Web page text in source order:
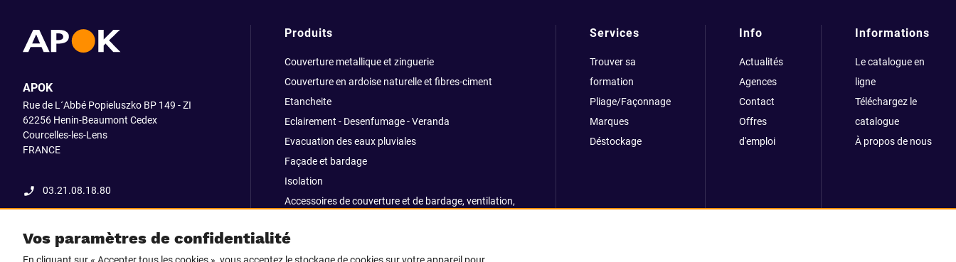
Vos paramètres de confidentialité
APOK
Rue de L´Abbé Popieluszko BP 149 - ZI
62256 Henin-Beaumont Cedex
Courcelles-les-Lens
FRANCE
03.21.08.18.80
Produits
Couverture metallique et zinguerie
Couverture en ardoise naturelle et fibres-ciment
Etancheite
Eclairement - Desenfumage - Veranda
Evacuation des eaux pluviales
Façade et bardage
Isolation
Accessoires de couverture et de bardage, ventilation,
Outillage et sécurité
Services
Trouver sa
formation
Pliage/Façonnage
Marques
Déstockage
Info
Actualités
Agences
Contact
Offres
d'emploi
Informations
Le catalogue en
ligne
Téléchargez le
catalogue
À propos de nous